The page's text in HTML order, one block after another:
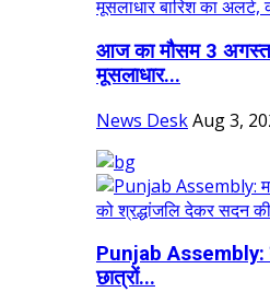
आज का मौसम 3 अगस्त:
मूसलाधार...
News DeskAug 3,
Punjab Assembly:
छात्रों...